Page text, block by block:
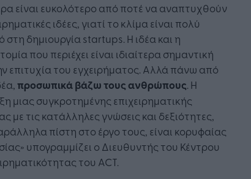
είναι ευκολότερο από ποτέ να αναπτυχθούν
ιδέες, γιατί το κλίμα είναι πολύ
στη δημιουργία startups. Η ιδέα και η
που περιέχει είναι ιδιαίτερα σημαντική
επιτυχία του εγχειρήματος. Αλλά πάνω από
προσωπικά βάζω τους ανθρώπους. Η
μιας συγκροτημένης επιχειρηματικής
με τις κατάλληλες γνώσεις και δεξιότητες,
πίστη στο έργο τους, είναι κορυφαίας
υπογραμμίζει ο Διευθυντής του Κέντρου
του ACT.